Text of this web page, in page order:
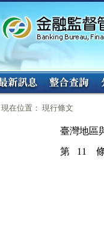
現在位置： 現行條文
臺灣地區
第 11